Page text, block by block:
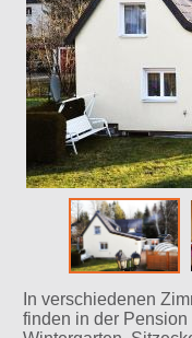
In verschiedenen
finden in der